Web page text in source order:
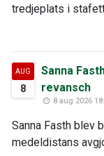
tredjeplats i
AUG
8
Sanna
revansch
8 aug 2026
Sanna Fasth blev
medeldistans